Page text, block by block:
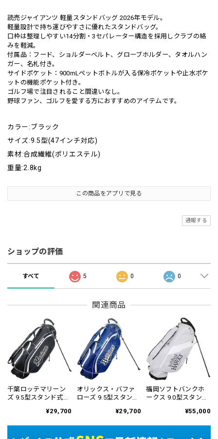
読売ジャイアンツ 軽量スタンドバッグ 2026年モデル。
軽量設計で持ち運びやすさに優れたスタンドバッグ。
口枠は整理しやすい14分割・3セパレーター構造を採用しクラブの絡
みを軽減。
付属品：フード、ショルダーベルト、グローブホルダー、タオルハン
ガー、名札付き。
サイドポケット：900mLペットボトルが入る保冷ポケットや止水ポケ
ットの機能ポケット付き。
ゴルフ場で注目されること間違いなし。
野球ファン、ゴルフを愛する方におすすめのアイテムです。
カラー:ブラック
サイズ:9.5型(47インチ対応)
素材:合成繊維(ポリエステル)
重量:2.8kg
この商品をアプリで見る
通報する
ショップの評価
すべて 5 0 0
関連商品
千葉ロッテマリーン
ズ 9.5型スタンド式キ
¥29,700
オリックス・バファ
ローズ 9.5型スタンド
¥29,700
福岡ソフトバンクホ
ークス 9.0型スタンド
祭 SUMMER BOOST
¥55,000